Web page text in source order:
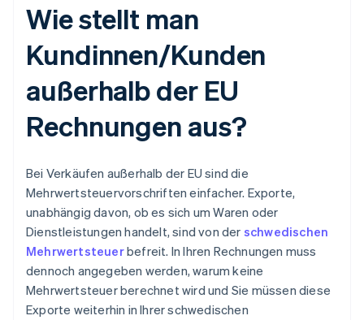
Wie stellt man
Kundinnen/Kunden
außerhalb der EU
Rechnungen aus?
Bei Verkäufen außerhalb der EU sind die
Mehrwertsteuervorschriften einfacher. Exporte,
unabhängig davon, ob es sich um Waren oder
Dienstleistungen handelt, sind von der schwedischen
Mehrwertsteuerbefreit. In Ihren Rechnungen muss
dennoch angegeben werden, warum keine
Mehrwertsteuer berechnet wird und Sie müssen diese
Exporte weiterhin in Ihrer schwedischen